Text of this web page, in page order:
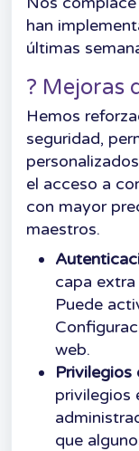
han
últimas
? Mejoras
Hemos
seguridad,
el acceso a
con mayor
maestros.
capa
Puede
web.
Privilegios
privilegios
que